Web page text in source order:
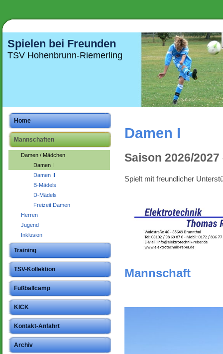
Spielen bei Freunden
TSV Hohenbrunn-Riemerling
Home
Mannschaften
Damen / Mädchen
Damen I
Damen II
B-Mädels
D-Mädels
Freizeit Damen
Herren
Jugend
Inklusion
Training
TSV-Kollektion
Fußballcamp
KICK
Kontakt-Anfahrt
Archiv
Damen I
Saison 2026/
Spielt mit freundlicher
Mannschaft